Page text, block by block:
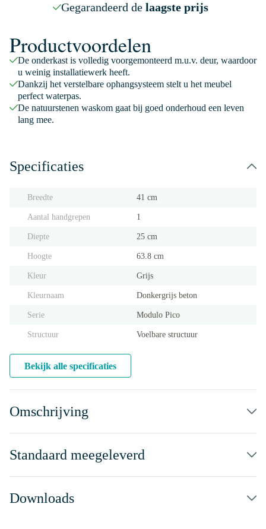
Gegarandeerd de laagste prijs
Productvoordelen
De onderkast is volledig voorgemonteerd m.u.v. deur, waardoor
u weinig installatiewerk heeft.
Dankzij het verstelbare ophangsysteem stelt u het meubel
perfect waterpas.
De natuurstenen waskom gaat bij goed onderhoud een leven
lang mee.
Specificaties
Breedte 41 cm
Aantal handgrepen 1
Diepte 25 cm
Hoogte 63.8 cm
Kleur Grijs
Kleurnaam Donkergrijs beton
Serie Modulo Pico
Structuur Voelbare structuur
Bekijk alle specificaties
Omschrijving
Standaard meegeleverd
Downloads